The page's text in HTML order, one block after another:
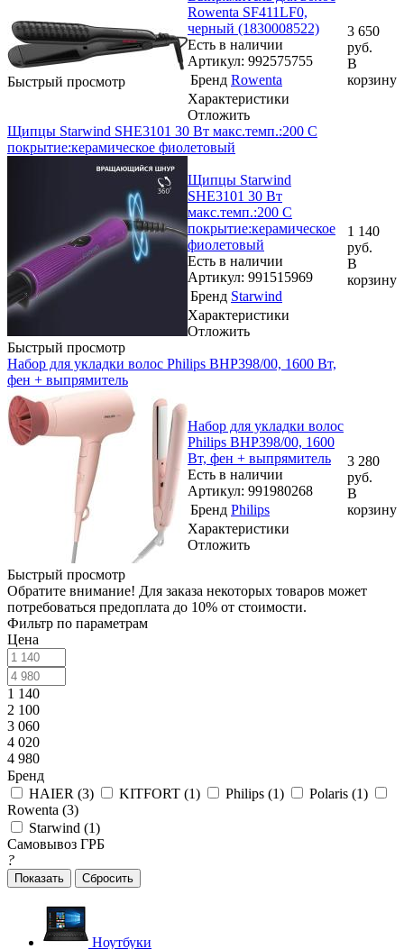
Быстрый просмотр
Rowenta SF411LF0,
черный (1830008522)
Есть в наличии
Артикул: 992575755
Бренд Rowenta
Характеристики
Отложить
3 650
руб.
В
корзину
Щипцы Starwind SHE3101 30 Вт макс.темп.:200 С
покрытие:керамическое фиолетовый
Быстрый просмотр
Щипцы Starwind
SHE3101 30 Вт
макс.темп.:200 С
покрытие:керамическое
фиолетовый
Есть в наличии
Артикул: 991515969
Бренд Starwind
Характеристики
Отложить
1 140
руб.
В
корзину
Набор для укладки волос Philips BHP398/00, 1600 Вт,
фен + выпрямитель
Быстрый просмотр
Набор для укладки волос
Philips BHP398/00, 1600
Вт, фен + выпрямитель
Есть в наличии
Артикул: 991980268
Бренд Philips
Характеристики
Отложить
3 280
руб.
В
корзину
Обратите внимание! Для заказа некоторых товаров может
потребоваться предоплата до 10% от стоимости.
Фильтр по параметрам
Цена
1 140
2 100
3 060
4 020
4 980
Бренд
HAIER (3) KITFORT (1) Philips (1) Polaris (1)
Rowenta (3)
Starwind (1)
Самовывоз ГРБ
?
Сбросить
Ноутбуки